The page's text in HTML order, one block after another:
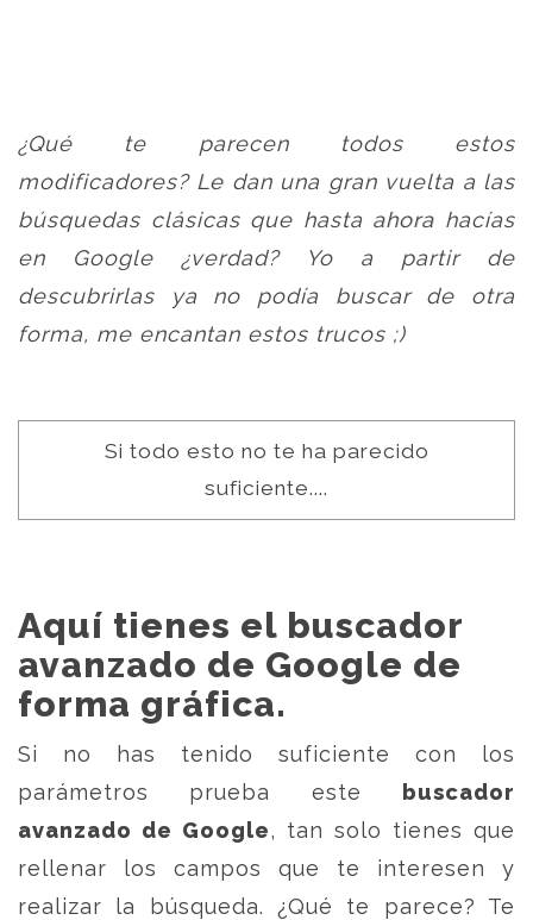
¿Qué te parecen todos estos
modificadores? Le dan una gran vuelta a las
búsquedas clásicas que hasta ahora hacías
en Google ¿verdad? Yo a partir de
descubrirlas ya no podía buscar de otra
forma, me encantan estos trucos ;)
Si todo esto no te ha parecido
suficiente....
Aquí tienes el buscador
avanzado de Google de
forma gráfica.
Si no has tenido suficiente con los
parámetros prueba este
buscador
avanzado de Google, tan solo tienes que
rellenar los campos que te interesen y
realizar la búsqueda. ¿Qué te parece? Te